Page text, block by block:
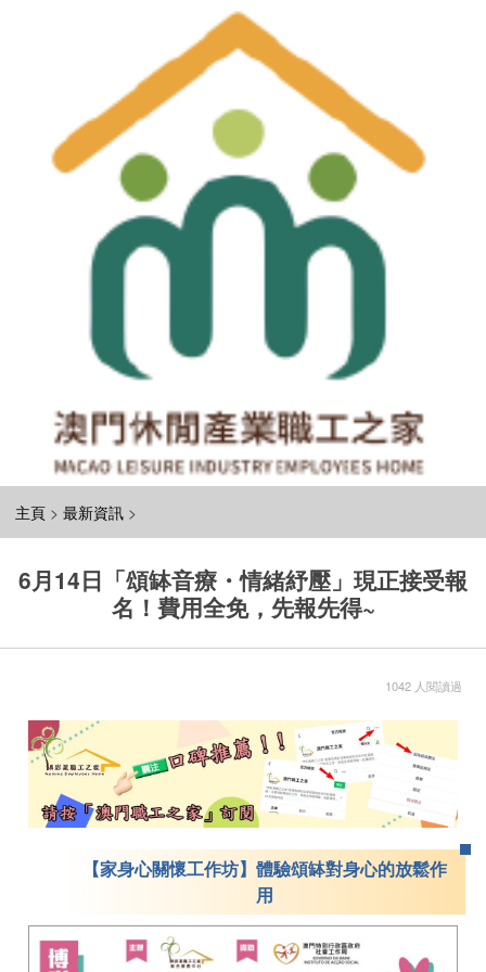
主頁 > 最新資訊 >
6月14日「頌缽音療・情緒紓壓」現正接受報
名！費用全免，先報先得~
1042 人閱讀過
【家身心關懷工作坊】體驗頌缽對身心的放鬆作
用